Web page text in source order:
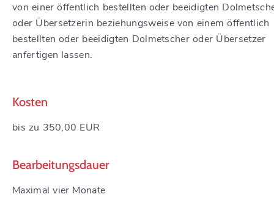
von einer öffentlich bestellten oder beeidigten
oder Übersetzerin beziehungsweise von einem öffentlich
bestellten oder beeidigten Dolmetscher oder Übersetzer
anfertigen lassen.
Kosten
bis zu 350,00 EUR
Bearbeitungsdauer
Maximal vier Monate